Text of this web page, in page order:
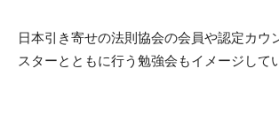
日本引き寄せの法則協会の会員や認定カウ
スターとともに行う勉強会もイメージして